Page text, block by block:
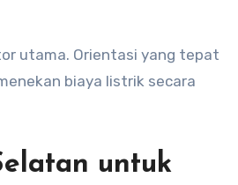
utama. Orientasi yang tepat
biaya listrik secara
untuk